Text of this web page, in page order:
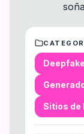
Sitios de